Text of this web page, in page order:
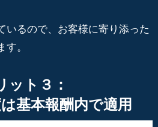
いるので、お客様に寄り添った
。
ット３：
基本報酬内で適用